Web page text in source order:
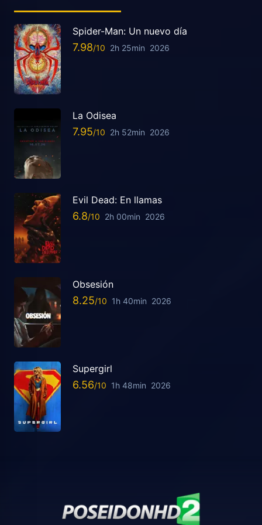
Spider-Man: Un nuevo día
7.98 2h 25min 2026
La Odisea
7.95 2h 52min 2026
Evil Dead: En llamas
6.8 2h 00min 2026
Obsesión
8.25 1h 40min 2026
Supergirl
6.56 1h 48min 2026